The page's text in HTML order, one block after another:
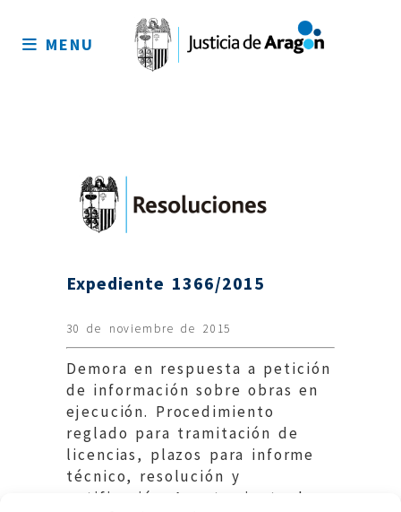
sitio
MENU
Expediente 1366/2015
30 de noviembre de 2015
Demora en respuesta a petición
de información sobre obras en
ejecución. Procedimiento
reglado para tramitación de
licencias, plazos para informe
técnico, resolución y
notificación. Ayuntamiento de